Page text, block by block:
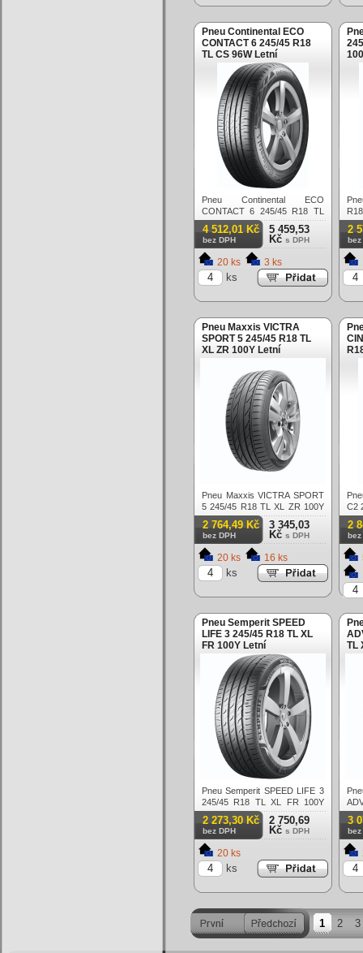
Pneu Continental ECO
CONTACT 6 245/45 R18
TL CS 96W Letní
Pneu Continental ECO
CONTACT 6 245/45 R18 TL
CS 96W Letní
4 512,01 Kč
bez DPH
5 459,53
Kč s DPH
20 ks 3 ks
ks
2
bez
Pneu Maxxis VICTRA
SPORT 5 245/45 R18 TL
XL ZR 100Y Letní
Pneu Maxxis VICTRA SPORT
5 245/45 R18 TL XL ZR 100Y
Letní
2 764,49 Kč
bez DPH
3 345,03
Kč s DPH
20 ks 16 ks
ks
C2
2
bez
Pneu Semperit SPEED
LIFE 3 245/45 R18 TL XL
FR 100Y Letní
Pneu Semperit SPEED LIFE 3
245/45 R18 TL XL FR 100Y
Letní
2 273,30 Kč
bez DPH
2 750,69
Kč s DPH
20 ks
ks
TL
XL
3
bez
1 2 3